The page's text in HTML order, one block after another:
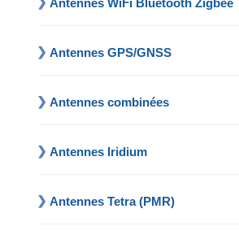
Antennes WiFi Bluetooth Zigbee
Antennes GPS/GNSS
Antennes combinées
Antennes Iridium
Antennes Tetra (PMR)